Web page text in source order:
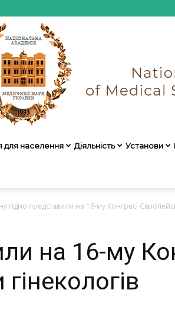
України
для населення Діяльність Установи
гідно представили на 16-му Конгресі
на 16-му